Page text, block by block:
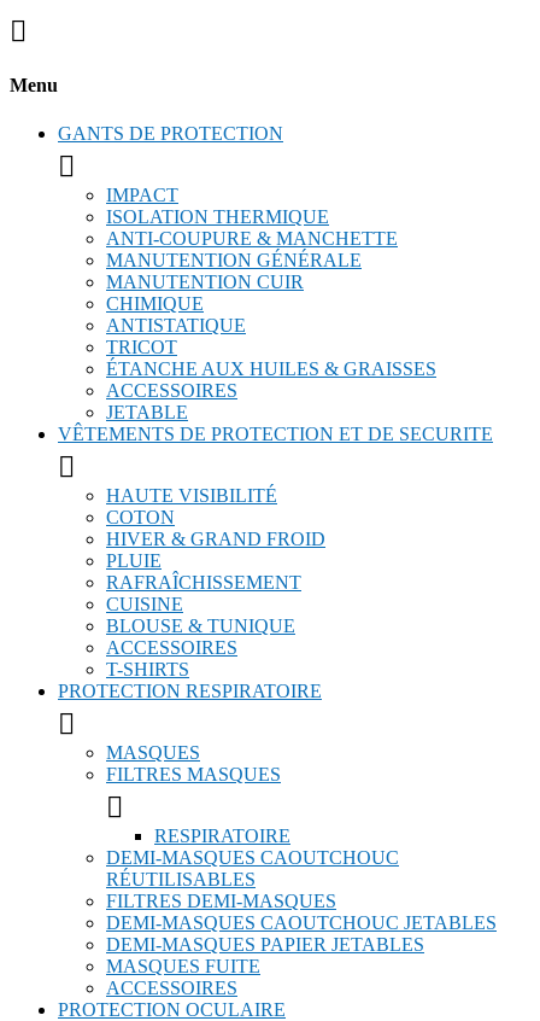

Menu
GANTS DE PROTECTION

IMPACT
ISOLATION THERMIQUE
ANTI-COUPURE & MANCHETTE
MANUTENTION GÉNÉRALE
MANUTENTION CUIR
CHIMIQUE
ANTISTATIQUE
TRICOT
ÉTANCHE AUX HUILES & GRAISSES
ACCESSOIRES
JETABLE
VÊTEMENTS DE PROTECTION ET DE SECURITE

HAUTE VISIBILITÉ
COTON
HIVER & GRAND FROID
PLUIE
RAFRAÎCHISSEMENT
CUISINE
BLOUSE & TUNIQUE
ACCESSOIRES
T-SHIRTS
PROTECTION RESPIRATOIRE

MASQUES
FILTRES MASQUES

RESPIRATOIRE
DEMI-MASQUES CAOUTCHOUC
RÉUTILISABLES
FILTRES DEMI-MASQUES
DEMI-MASQUES CAOUTCHOUC JETABLES
DEMI-MASQUES PAPIER JETABLES
MASQUES FUITE
ACCESSOIRES
PROTECTION OCULAIRE